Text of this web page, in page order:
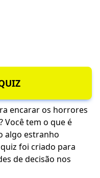
encarar os horrores
Você tem o que é
algo estranho
foi criado para
de decisão nos